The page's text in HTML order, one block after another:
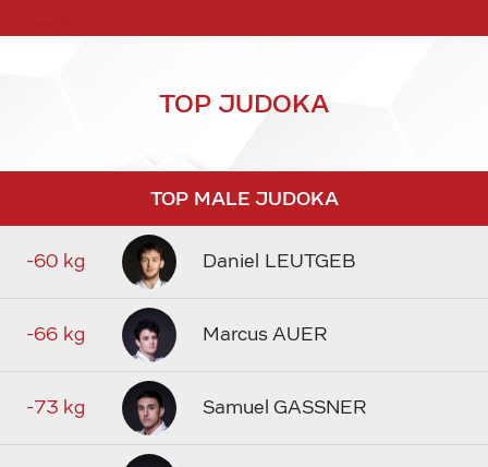
TOP JUDOKA
TOP MALE JUDOKA
-60 kg Daniel LEUTGEB
-66 kg Marcus AUER
-73 kg Samuel GASSNER